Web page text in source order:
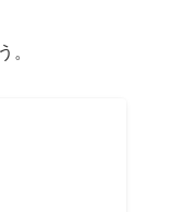
。